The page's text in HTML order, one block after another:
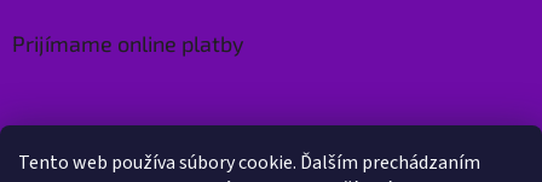
Tento web používa súbory cookie. Ďalším prechádzaním
Prijímame online platby